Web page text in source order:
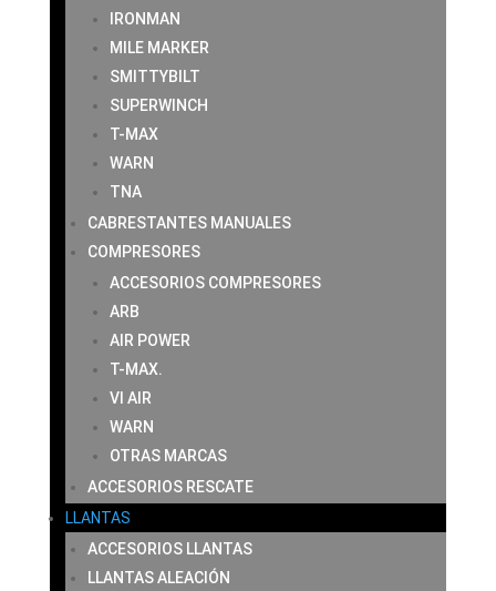
IRONMAN
MILE MARKER
SMITTYBILT
SUPERWINCH
T-MAX
WARN
TNA
CABRESTANTES MANUALES
COMPRESORES
ACCESORIOS COMPRESORES
ARB
AIR POWER
T-MAX.
VI AIR
WARN
OTRAS MARCAS
ACCESORIOS RESCATE
LLANTAS
ACCESORIOS LLANTAS
LLANTAS ALEACIÓN